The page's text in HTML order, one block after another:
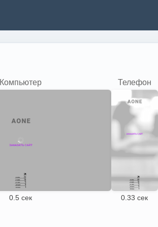
Компьютер
0.5 сек
Телефон
0.33 сек